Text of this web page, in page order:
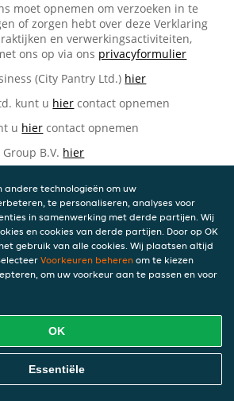
moet opnemen om verzoeken in te
of zorgen hebt over deze Verklaring
en verwerkingsactiviteiten,
ons op via ons privacyformulier
(City Pantry Ltd.) hier
kunt u hier contact opnemen
u hier contact opnemen
B.V. hier
B.V.
van deze
van tijd tot tijd bijwerken als
juridische, technische of zakelijke
wij onze Privacyverklaring
passende maatregelen nemen om u
andere technologieën om uw
te personaliseren, analyses voor
in samenwerking met derde partijen. Wij
en cookies van derde partijen. Door op OK
gebruik van alle cookies. Wij plaatsen altijd
Voorkeuren beheren om te kiezen
om uw voorkeur aan te passen en voor
OK
Essentiële